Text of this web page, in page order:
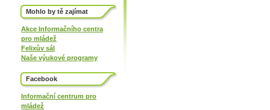
Mohlo by tě zajímat
Akce Informačního centra
pro mládež
Felixův sál
Naše výukové programy
Facebook
Informační centrum pro
mládež